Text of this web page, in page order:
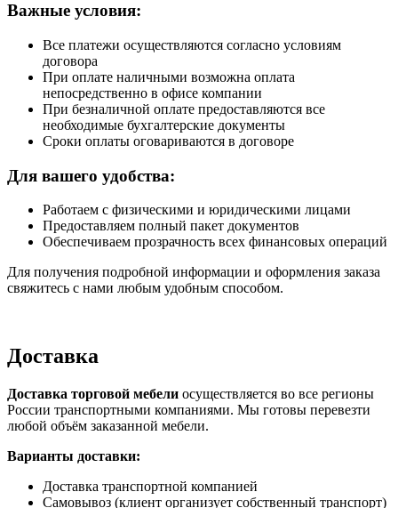
Важные условия:
Все платежи осуществляются согласно условиям
договора
При оплате наличными возможна оплата
непосредственно в офисе компании
При безналичной оплате предоставляются все
необходимые бухгалтерские документы
Сроки оплаты оговариваются в договоре
Для вашего удобства:
Работаем с физическими и юридическими лицами
Предоставляем полный пакет документов
Обеспечиваем прозрачность всех финансовых операций
Для получения подробной информации и оформления заказа
свяжитесь с нами любым удобным способом.
Доставка
Доставка торговой мебели осуществляется во все регионы
России транспортными компаниями. Мы готовы перевезти
любой объём заказанной мебели.
Варианты доставки:
Доставка транспортной компанией
Самовывоз (клиент организует собственный транспорт)